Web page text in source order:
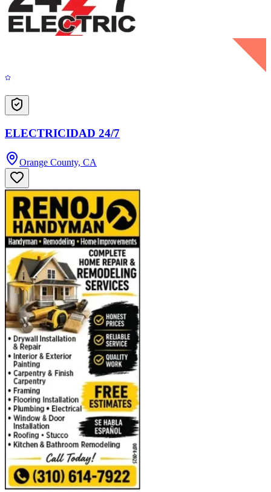
ELECTRICIDAD 24/7
Orange County, CA